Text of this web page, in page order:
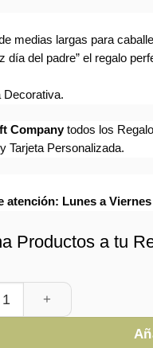
medias largas para
día del padre” el regalo
Decorativa.
Companytodos los
Tarjeta Personalizada.
atención: Lunes a
Productos a tu
Papá Te